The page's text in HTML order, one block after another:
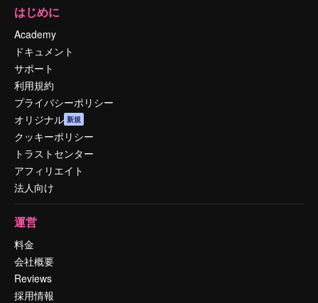
はじめに
Academy
ドキュメント
サポート
利用規約
プライバシーポリシー
オリジナル 新規
クッキーポリシー
トラストセンター
アフィリエイト
法人向け
運営
料金
会社概要
Reviews
採用情報